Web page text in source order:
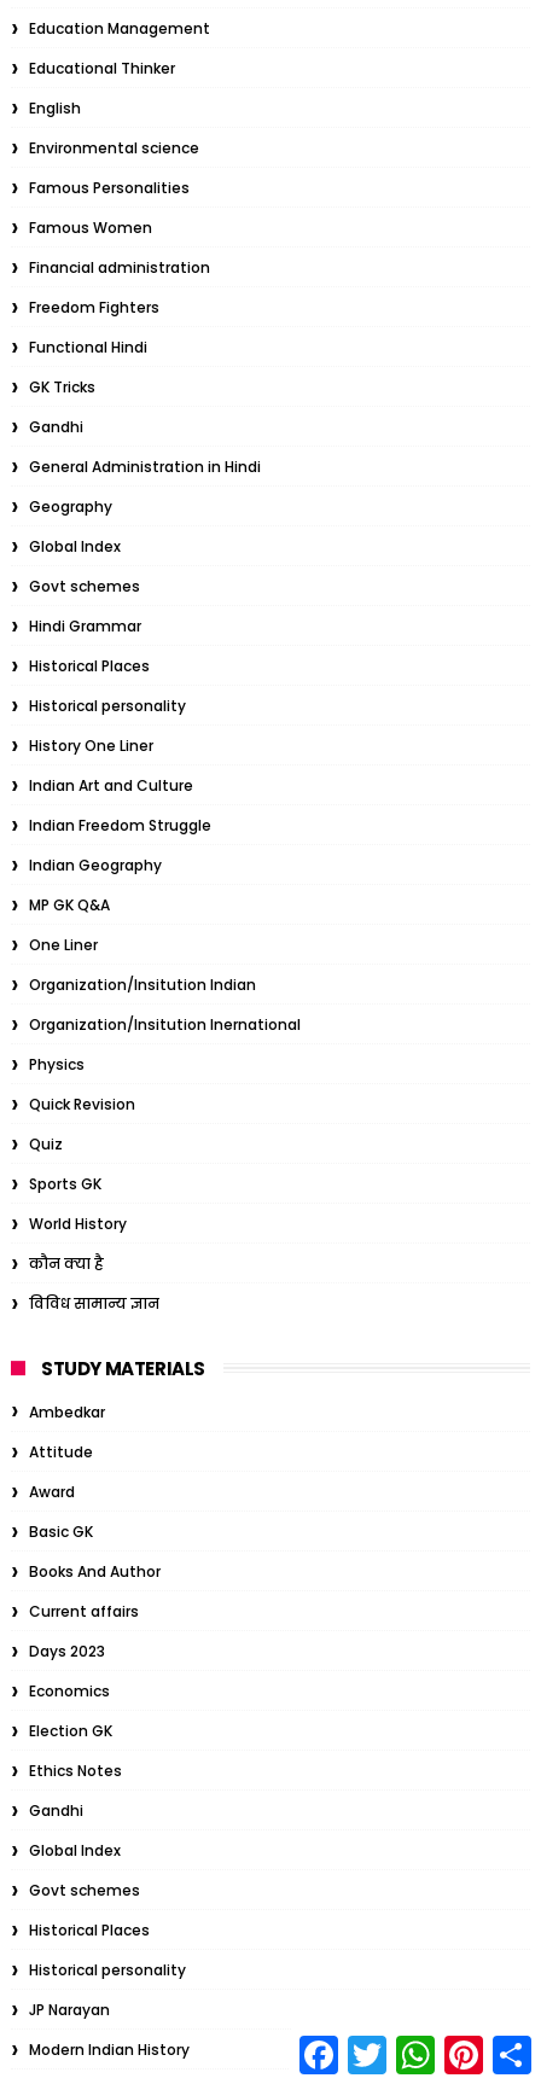
Education Management
Educational Thinker
English
Environmental science
Famous Personalities
Famous Women
Financial administration
Freedom Fighters
Functional Hindi
GK Tricks
Gandhi
General Administration in Hindi
Geography
Global Index
Govt schemes
Hindi Grammar
Historical Places
Historical personality
History One Liner
Indian Art and Culture
Indian Freedom Struggle
Indian Geography
MP GK Q&A
One Liner
Organization/Insitution Indian
Organization/Insitution Inernational
Physics
Quick Revision
Quiz
Sports GK
World History
कौन क्या है
विविध सामान्य ज्ञान
STUDY MATERIALS
Ambedkar
Attitude
Award
Basic GK
Books And Author
Current affairs
Days 2023
Economics
Election GK
Ethics Notes
Gandhi
Global Index
Govt schemes
Historical Places
Historical personality
JP Narayan
Modern Indian History
a
T
w
W
h